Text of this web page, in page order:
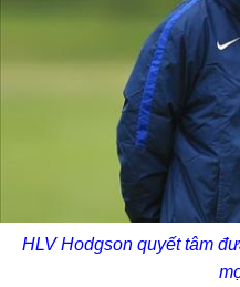
HLV Hodgson quyết tâm